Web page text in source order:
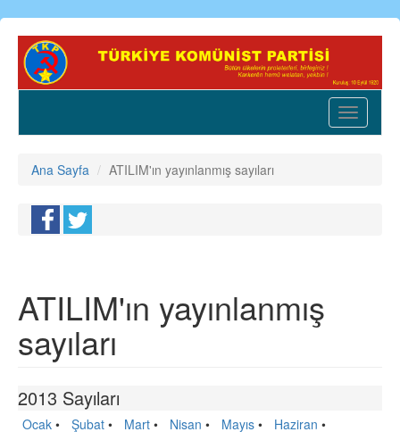
Ana
içeriğe
Toggle
Ana Sayfa ATILIM'ın yayınlanmış sayıları
ATILIM'ın yayınlanmış
sayıları
2013 Sayıları
Ocak • Şubat • Mart • Nisan • Mayıs • Haziran •